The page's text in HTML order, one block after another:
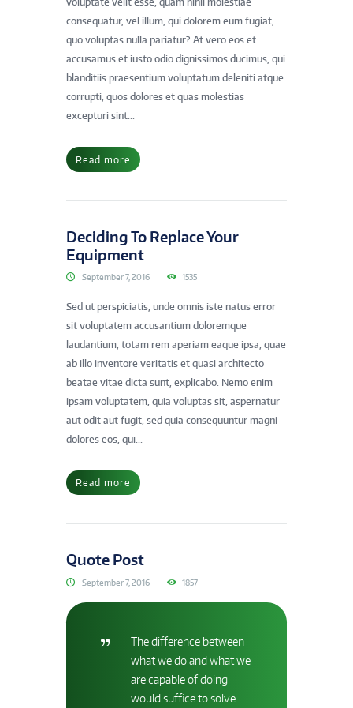
consequatur, vel illum, qui dolorem eum fugiat,
quo voluptas nulla pariatur? At vero eos et
accusamus et iusto odio dignissimos ducimus, qui
blanditiis praesentium voluptatum deleniti atque
corrupti, quos dolores et quas molestias
excepturi sint...
Read more
Deciding To Replace Your
Equipment
September 7, 2016 1535
Sed ut perspiciatis, unde omnis iste natus error
sit voluptatem accusantium doloremque
laudantium, totam rem aperiam eaque ipsa, quae
ab illo inventore veritatis et quasi architecto
beatae vitae dicta sunt, explicabo. Nemo enim
ipsam voluptatem, quia voluptas sit, aspernatur
aut odit aut fugit, sed quia consequuntur magni
dolores eos, qui...
Read more
Quote Post
September 7, 2016 1857
The difference between
what we do and what we
are capable of doing
would suffice to solve